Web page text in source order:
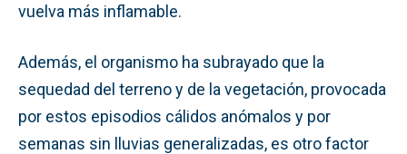
vuelva más inflamable.
Además, el organismo ha subrayado que la
sequedad del terreno y de la vegetación, provocada
por estos episodios cálidos anómalos y por
semanas sin lluvias generalizadas, es otro factor